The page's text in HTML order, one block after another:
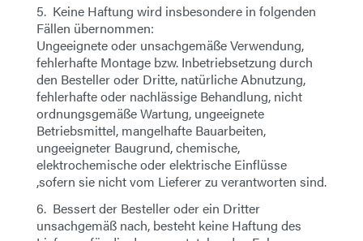
5. Keine Haftung wird insbesondere in folgenden
Fällen übernommen:
Ungeeignete oder unsachgemäße Verwendung,
fehlerhafte Montage bzw. Inbetriebsetzung durch
den Besteller oder Dritte, natürliche Abnutzung,
fehlerhafte oder nachlässige Behandlung, nicht
ordnungsgemäße Wartung, ungeeignete
Betriebsmittel, mangelhafte Bauarbeiten,
ungeeigneter Baugrund, chemische,
elektrochemische oder elektrische Einflüsse
,sofern sie nicht vom Lieferer zu verantworten sind.
6. Bessert der Besteller oder ein Dritter
unsachgemäß nach, besteht keine Haftung des